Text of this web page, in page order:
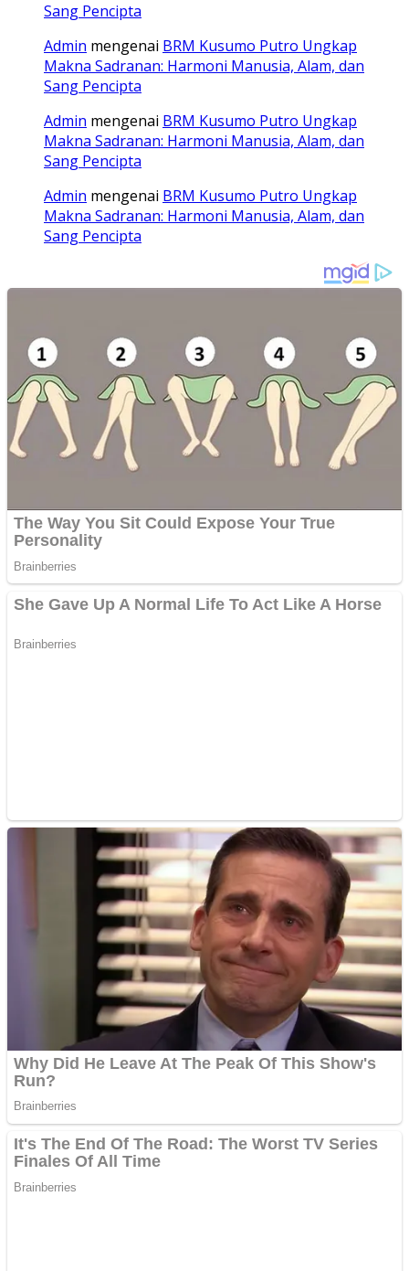
Sang Pencipta
Admin mengenai BRM Kusumo Putro Ungkap
Makna Sadranan: Harmoni Manusia, Alam, dan
Sang Pencipta
Admin mengenai BRM Kusumo Putro Ungkap
Makna Sadranan: Harmoni Manusia, Alam, dan
Sang Pencipta
Admin mengenai BRM Kusumo Putro Ungkap
Makna Sadranan: Harmoni Manusia, Alam, dan
Sang Pencipta